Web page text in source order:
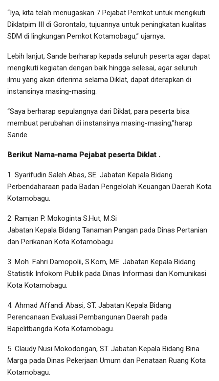
“Iya, kita telah menugaskan 7 Pejabat Pemkot untuk mengikuti
Diklatpim III di Gorontalo, tujuannya untuk peningkatan kualitas
SDM di lingkungan Pemkot Kotamobagu,” ujarnya.
Lebih lanjut, Sande berharap kepada seluruh peserta agar dapat
mengikuti kegiatan dengan baik hingga selesai, agar seluruh
ilmu yang akan diterima selama Diklat, dapat diterapkan di
instansinya masing-masing.
“Saya berharap sepulangnya dari Diklat, para peserta bisa
membuat perubahan di instansinya masing-masing,”harap
Sande.
Berikut Nama-nama Pejabat peserta Diklat .
1. Syarifudin Saleh Abas, SE. Jabatan Kepala Bidang
Perbendaharaan pada Badan Pengelolah Keuangan Daerah Kota
Kotamobagu.
2. Ramjan P. Mokoginta S.Hut, M.Si
Jabatan Kepala Bidang Tanaman Pangan pada Dinas Pertanian
dan Perikanan Kota Kotamobagu.
3. Moh. Fahri Damopolii, S.Kom, ME. Jabatan Kepala Bidang
Statistik Infokom Publik pada Dinas Informasi dan Komunikasi
Kota Kotamobagu.
4. Ahmad Affandi Abasi, ST. Jabatan Kepala Bidang
Perencanaan Evaluasi Pembangunan Daerah pada
Bapelitbangda Kota Kotamobagu.
5. Claudy Nusi Mokodongan, ST. Jabatan Kepala Bidang Bina
Marga pada Dinas Pekerjaan Umum dan Penataan Ruang Kota
Kotamobagu.